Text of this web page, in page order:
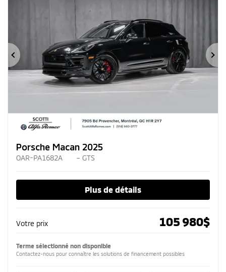
Précédent
Porsche Macan 2025
OAR-PA1682A – GTS
Plus de détails
Votre prix 105 980$
Terme sélectionné non disponible
Contactez-nous pour connaître les solutions de financement possibles